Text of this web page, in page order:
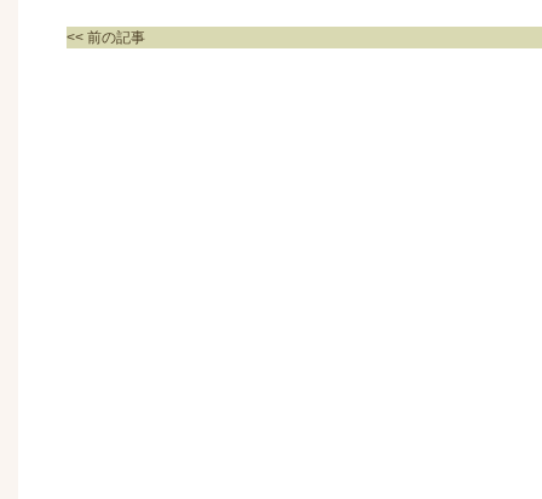
<< 前の記事